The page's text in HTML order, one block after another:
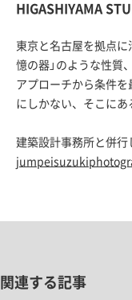
HIGASHIYAMA
東京と名古屋を拠点
憶の器」のような性質
アプローチから条件
にしかない、そこにあ
建築設計事務所と併行
関連する記事